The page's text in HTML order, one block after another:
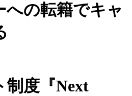
への転籍でキャ
制度『Next